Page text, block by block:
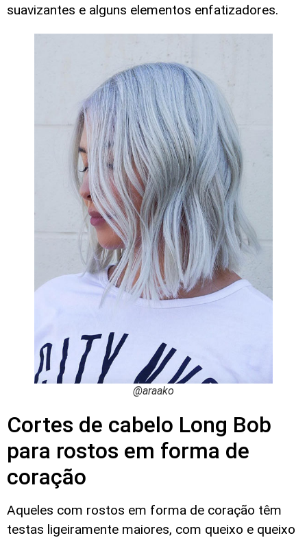
suavizantes e alguns elementos enfatizadores.
@araako
Cortes de cabelo Long Bob
para rostos em forma de
coração
Aqueles com rostos em forma de coração têm
testas ligeiramente maiores, com queixo e queixo